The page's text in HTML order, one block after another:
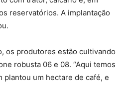
reservatórios. A implantação
os produtores estão cultivando
robusta 06 e 08. “Aqui temos
plantou um hectare de café, e